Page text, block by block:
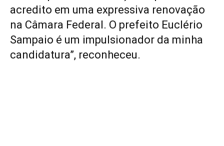
acredito em uma expressiva renovação
na Câmara Federal. O prefeito Euclério
Sampaio é um impulsionador da minha
candidatura”, reconheceu.